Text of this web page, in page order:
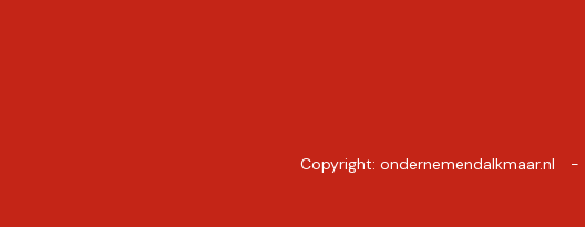
Copyright: ondernemendalkmaar.nl